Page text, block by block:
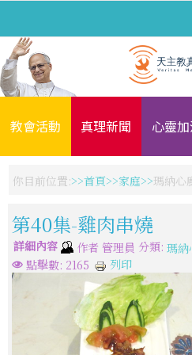
教會活動 真理新聞 心靈
你目前位置: 首頁 家庭 瑪納心
第40集-雞肉串燒
詳細內容 作者 管理員 分類: 瑪納
點擊數: 2165
列印